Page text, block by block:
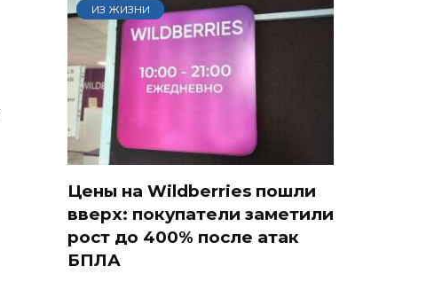
ИЗ ЖИЗНИ
Цены на Wildberries пошли
вверх: покупатели заметили
рост до 400% после атак
БПЛА